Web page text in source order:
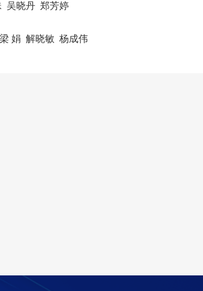
吴晓丹 郑芳婷
梁 娟 解晓敏 杨成伟